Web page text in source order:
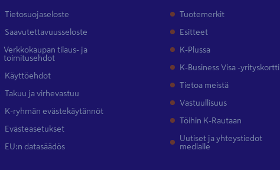
Tietosuojaseloste
Saavutettavuusseloste
Verkkokaupan tilaus- ja
toimitusehdot
Käyttöehdot
Takuu ja virhevastuu
K-ryhmän evästekäytännöt
Evästeasetukset
EU:n datasäädös
Tuotemerkit
Esitteet
K-Plussa
K-Business Visa -yrityskortti
Tietoa meistä
Vastuullisuus
Töihin K-Rautaan
Uutiset ja yhteystiedot
medialle